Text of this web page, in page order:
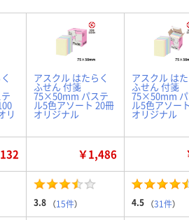
リ
アスクル はたらく
ふせん 付箋
75×50mm パステ
ル5色アソート 20冊
オリジナル
アスクル は
ふせん 付箋
75×50mm
ル5色アソー
オリジナル
￥1,486
3.8 （15件） 4.5 （31件）